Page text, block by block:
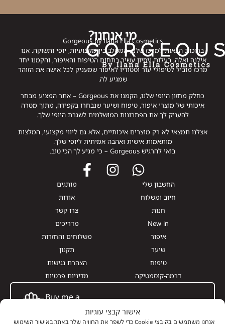
אישור קבצי עוגיות
אנחנו משתמשים בקובצי Cookie כדי לשפר את החוויה שלך באתר.באישור השימוש
Buy me a
Giftcard
מי אנחנו?
Gorgeous by Ilana Ella Cosmetics
ברוכות הבאות למרכז שלנו, המשלב בין מקצועיות, יופי ותשוקה. אנו
אילנה ואלה, בעלות ניסיון עשיר בתחום הטיפוח והאיפור, והקמנו יחד
מרכז מוביל לטיפולי עור וסטודיו לאיפור שמעניק לכל אישה את הזוהר
שמגיע לה.
כחלק מחזון היופי שלנו, הקמנו את Gorgeous – אתר המציע מבחר
איכותי של מוצרי איפור, טיפוח ושיער שנבחרו בקפידה, מתוך מטרה
להעניק לך את הפתרונות המושלמים לשגרת היופי שלך.
אצלנו תמצאי לא רק מוצרים איכותיים, אלא גם ליווי מקצועי, המלצות
מותאמות אישית ואהבה אמיתית ליופי שלך.
בואי להרגיש Gorgeous – כי מגיע לך הכי טוב.
החשבון שלי
חיוב ומשלוח
חנות
New in
איפור
שיער
טיפוח
דרמה-קוסמטיקה
מותגים
אודות
צרו קשר
מדריכים
משלוחים והחזרות
תקנון
הצהרת נגישות
מדיניות פרטיות